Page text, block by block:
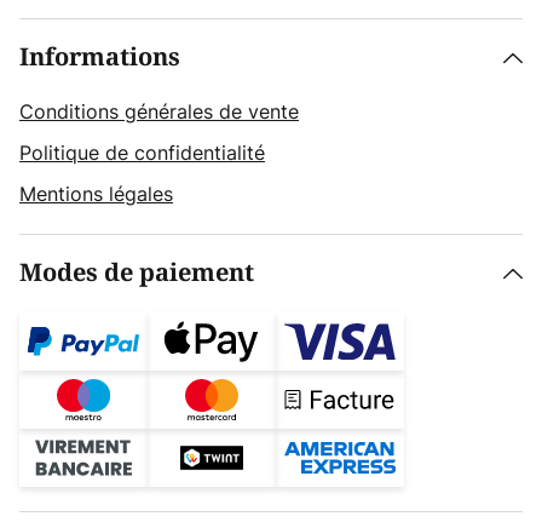
Informations
Conditions générales de vente
Politique de confidentialité
Mentions légales
Modes de paiement